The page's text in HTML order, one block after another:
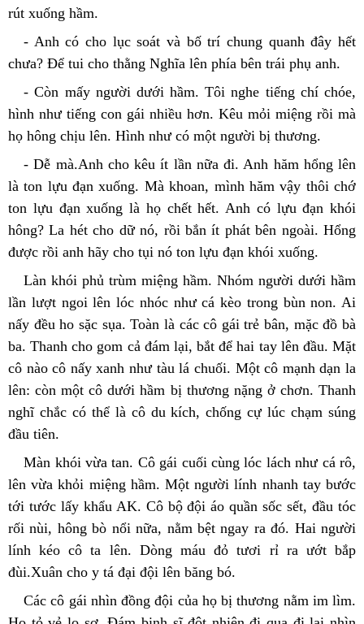
rút xuống hầm.
- Anh có cho lục soát và bố trí chung quanh đây hết
chưa? Để tui cho thằng Nghĩa lên phía bên trái phụ anh.
- Còn mấy người dưới hầm. Tôi nghe tiếng chí chóe,
hình như tiếng con gái nhiều hơn. Kêu mỏi miệng rồi mà
họ hông chịu lên. Hình như có một người bị thương.
- Dễ mà.Anh cho kêu ít lần nữa đi. Anh hăm hổng lên
là ton lựu đạn xuống. Mà khoan, mình hăm vậy thôi chớ
ton lựu đạn xuống là họ chết hết. Anh có lựu đạn khói
hông? La hét cho dữ nó, rồi bắn ít phát bên ngoài. Hổng
được rồi anh hãy cho tụi nó ton lựu đạn khói xuống.
Làn khói phủ trùm miệng hầm. Nhóm người dưới hầm
lần lượt ngoi lên lóc nhóc như cá kèo trong bùn non. Ai
nấy đều ho sặc sụa. Toàn là các cô gái trẻ bân, mặc đồ bà
ba. Thanh cho gom cả đám lại, bắt để hai tay lên đầu. Mặt
cô nào cô nấy xanh như tàu lá chuối. Một cô mạnh dạn la
lên: còn một cô dưới hầm bị thương nặng ở chơn. Thanh
nghĩ chắc có thể là cô du kích, chống cự lúc chạm súng
đầu tiên.
Màn khói vừa tan. Cô gái cuối cùng lóc lách như cá rô,
lên vừa khỏi miệng hầm. Một người lính nhanh tay bước
tới tước lấy khẩu AK. Cô bộ đội áo quần sốc sết, đầu tóc
rối nùi, hông bò nổi nữa, nằm bệt ngay ra đó. Hai người
lính kéo cô ta lên. Dòng máu đỏ tươi rỉ ra ướt bắp
đùi.Xuân cho y tá đại đội lên băng bó.
Các cô gái nhìn đồng đội của họ bị thương nằm im lìm.